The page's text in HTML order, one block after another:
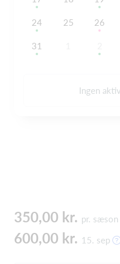
24 25 26
31
Ingen
350,00 kr. pr. sæson
600,00 kr. 15. sep